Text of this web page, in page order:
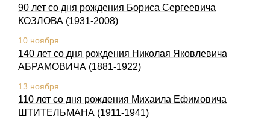
90 лет со дня рождения Бориса Сергеевича
КОЗЛОВА (1931-2008)
10 ноября
140 лет со дня рождения Николая Яковлевича
АБРАМОВИЧА (1881-1922)
13 ноября
110 лет со дня рождения Михаила Ефимовича
ШТИТЕЛЬМАHА (1911-1941)